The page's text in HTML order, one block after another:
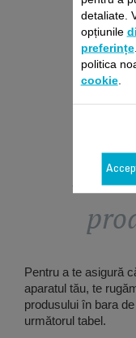
Pentru a te asigură
aparatul tău, te
produsului în bara
următorul tabel.
detaliate.
opțiunile
preferințe
politica
cookie.